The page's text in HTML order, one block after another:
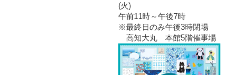
(火)
午前11時～午後7時
※最終日のみ午後3時閉場
高知大丸 本館5階催事場